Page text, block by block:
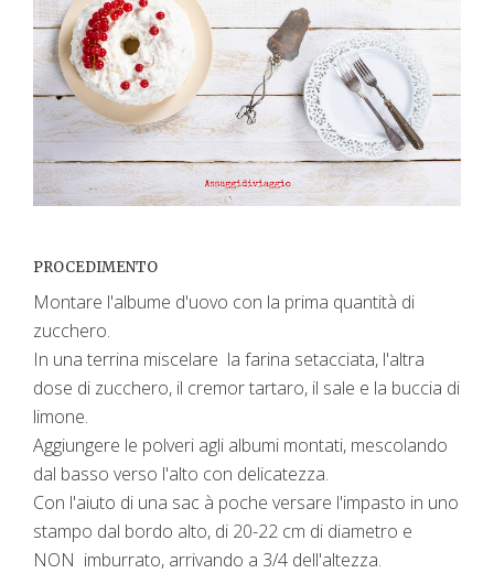
PROCEDIMENTO
Montare l'albume d'uovo con la prima quantità di
zucchero.
In una terrina miscelare la farina setacciata, l'altra
dose di zucchero, il cremor tartaro, il sale e la buccia di
limone.
Aggiungere le polveri agli albumi montati, mescolando
dal basso verso l'alto con delicatezza.
Con l'aiuto di una sac à poche versare l'impasto in uno
stampo dal bordo alto, di 20-22 cm di diametro e
NON imburrato, arrivando a 3/4 dell'altezza.